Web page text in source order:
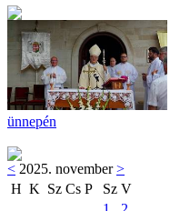
ünnepén
< 2025. november>
H K Sz Cs P Sz V